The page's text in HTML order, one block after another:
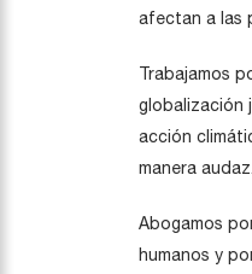
afectan a las
Trabajamos
globalización
acción
manera audaz.
Abogamos
humanos y